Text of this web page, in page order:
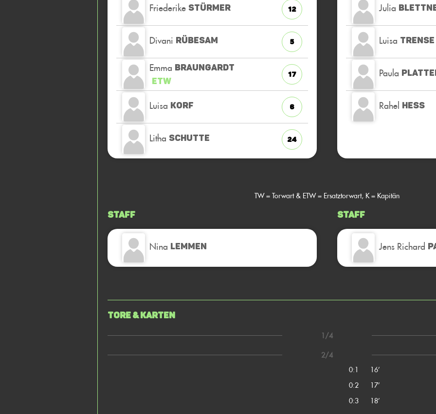
Friederike STÜRMER 12
Divani RÜBESAM 5
Emma BRAUNGARDT
ETW
17
Luisa KORF 6
Litha SCHUTTE 24
Julia
Luisa TRENSE
Paula
Rahel HESS
TW = Torwart & ETW = Ersatztorwart, K = Kapitän
Staff
Nina LEMMEN
Staff
Jens Richard
Tore & Karten
1/4
2/4
0:1
16’
0:2
17’
0:3
18’